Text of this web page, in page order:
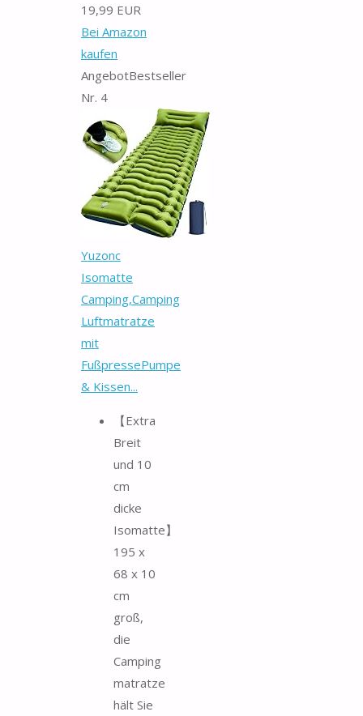
19,99 EUR
Bei Amazon
kaufen
AngebotBestseller
Nr. 4
Yuzonc
Isomatte
Camping,Camping
Luftmatratze
mit
FußpressePumpe
& Kissen...
【Extra
Breit
und 10
cm
dicke
Isomatte】
195 x
68 x 10
cm
groß,
die
Camping
matratze
hält Sie